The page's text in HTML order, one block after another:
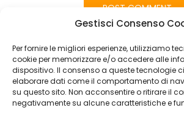
Gestisci Consenso
Per fornire le migliori esperienze, utilizziamo
cookie per memorizzare e/o accedere alle
dispositivo. Il consenso a queste tecnologie
elaborare dati come il comportamento di
su questo sito. Non acconsentire o ritirare il
negativamente su alcune caratteristiche e
Volante Jeep Renegade 2014-
CATEGORIES
Nessuna categoria